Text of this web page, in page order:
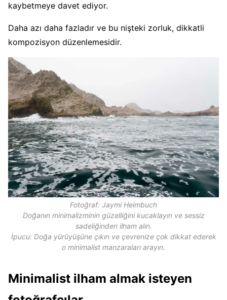
kaybetmeye davet ediyor.
Daha azı daha fazladır ve bu nişteki zorluk, dikkatli
kompozisyon düzenlemesidir.
Fotoğraf: Jaymi Heimbuch
Doğanın minimalizminin güzelliğini kucaklayın ve sessiz
sadeliğinden ilham alın.
İpucu: Doğa yürüyüşüne çıkın ve çevrenize çok dikkat ederek
o minimalist manzaraları arayın.
Minimalist ilham almak isteyen